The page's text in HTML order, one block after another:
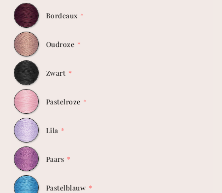
Bordeaux
Oudroze
Zwart
Pastelroze
Lila
Paars
Pastelblauw